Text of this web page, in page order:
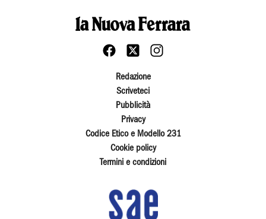
Redazione
Scriveteci
Pubblicità
Privacy
Codice Etico e Modello 231
Cookie policy
Termini e condizioni